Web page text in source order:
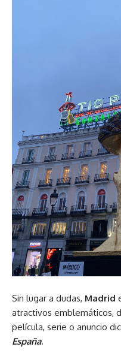
Sin lugar a dudas, Madrid
atractivos emblemáticos,
película, serie o anuncio
España.